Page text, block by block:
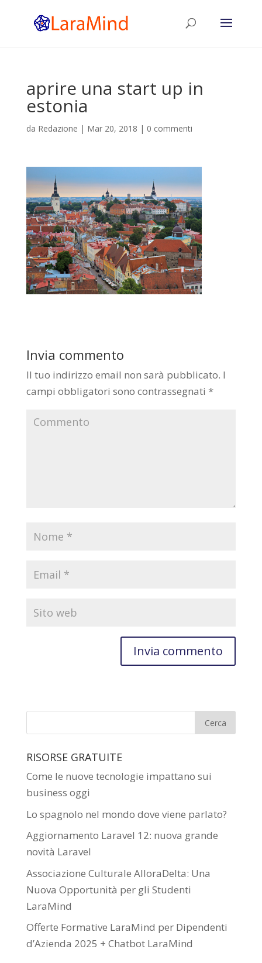
aprire una start up in
estonia
da Redazione | Mar 20, 2018 | 0 commenti
Invia commento
Il tuo indirizzo email non sarà pubblicato. I
campi obbligatori sono contrassegnati *
RISORSE GRATUITE
Come le nuove tecnologie impattano sui
business oggi
Lo spagnolo nel mondo dove viene parlato?
Aggiornamento Laravel 12: nuova grande
novità Laravel
Associazione Culturale AlloraDelta: Una
Nuova Opportunità per gli Studenti
LaraMind
Offerte Formative LaraMind per Dipendenti
d’Azienda 2025 + Chatbot LaraMind